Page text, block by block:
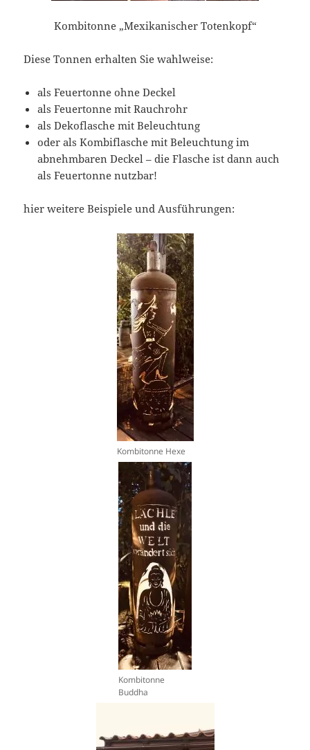
Kombitonne „Mexikanischer Totenkopf“
Diese Tonnen erhalten Sie wahlweise:
als Feuertonne ohne Deckel
als Feuertonne mit Rauchrohr
als Dekoflasche mit Beleuchtung
oder als Kombiflasche mit Beleuchtung im
abnehmbaren Deckel – die Flasche ist dann auch
als Feuertonne nutzbar!
hier weitere Beispiele und Ausführungen:
Kombitonne Hexe
Kombitonne
Buddha